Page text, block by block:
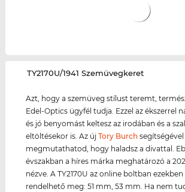
‌TY2170U/1941 Szemüvegkeret
Azt, hogy a szemüveg stílust teremt,
Edel-Optics ügyfél tudja. Ezzel az ékszerrel
és jó benyomást keltesz az irodában és a
eltöltésekor is. Az újTory Burch segítségével
megmutathatod, hogy haladsz a divattal.
évszakban a híres márka meghatározó a
nézve. A TY2170U az online boltban
rendelhető meg: 51 mm, 53 mm. Ha nem